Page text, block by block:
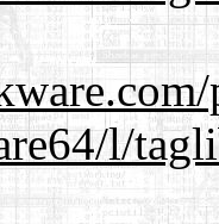
l/